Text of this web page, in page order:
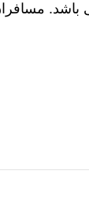
مسافران